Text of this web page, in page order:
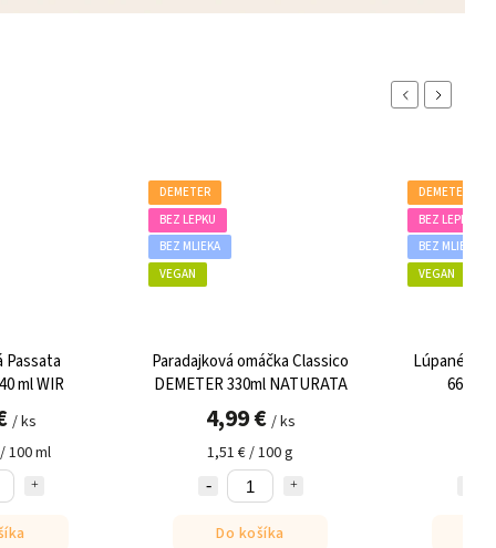
Previous
DEMETER
BEZ LEPKU
BEZ MLIEKA
Paradajková omáčka Classico
DEMETER 330ml NATURATA
4,99 €/ ks
1,51 € / 100 g
Do košíka
DEMETER
BEZ LEPKU
BEZ MLIEKA
Lúpané
660g
Next